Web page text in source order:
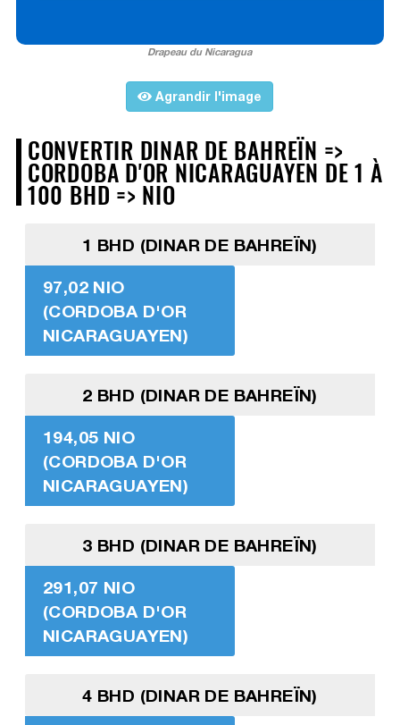
Drapeau du Nicaragua
Agrandir l'image
CONVERTIR DINAR DE BAHREÏN =>
CORDOBA D'OR NICARAGUAYEN DE 1 À
100 BHD => NIO
1 BHD (DINAR DE BAHREÏN)
97,02 NIO
(CORDOBA D'OR
NICARAGUAYEN)
2 BHD (DINAR DE BAHREÏN)
194,05 NIO
(CORDOBA D'OR
NICARAGUAYEN)
3 BHD (DINAR DE BAHREÏN)
291,07 NIO
(CORDOBA D'OR
NICARAGUAYEN)
4 BHD (DINAR DE BAHREÏN)